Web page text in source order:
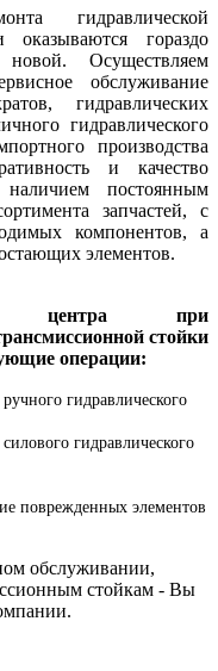
гидравлической
оказываются гораздо
Осуществляем
обслуживание
гидравлических
гидравлического
производства
и качество
постоянным
запчастей, с
компонентов, а
элементов.
центра при
стойки
операции:
гидравлического
гидравлического
поврежденных элементов
обслуживании,
стойкам - Вы